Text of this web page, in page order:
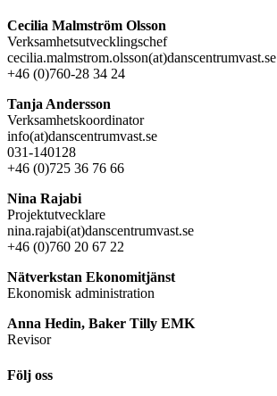
Cecilia Malmström Olsson
Verksamhetsutvecklingschef
cecilia.malmstrom.olsson(at)danscentrumvast.se
+46 (0)760-28 34 24
Tanja Andersson
Verksamhetskoordinator
info(at)danscentrumvast.se
031-140128
+46 (0)725 36 76 66
Nina Rajabi
Projektutvecklare
nina.rajabi(at)danscentrumvast.se
+46 (0)760 20 67 22
Nätverkstan Ekonomitjänst
Ekonomisk administration
Anna Hedin, Baker Tilly EMK
Revisor
Följ oss